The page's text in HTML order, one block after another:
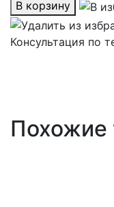
В корзину
Консультация по
Похожие